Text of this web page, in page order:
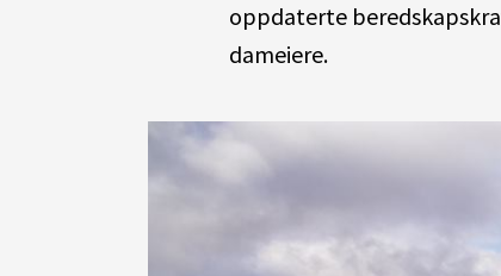
oppdaterte
dameiere.